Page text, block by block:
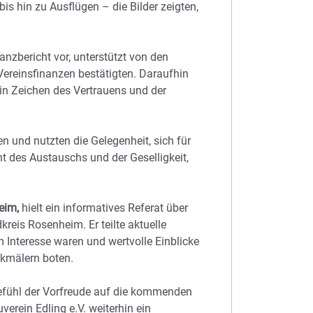
hin zu Ausflügen – die Bilder zeigten,
vor, unterstützt von den
bestätigten. Daraufhin
Zeichen des Vertrauens und der
und nutzten die Gelegenheit, sich für
des Austauschs und der Geselligkeit,
hielt ein informatives Referat über
Rosenheim. Er teilte aktuelle
waren und wertvolle Einblicke
boten.
der Vorfreude auf die kommenden
Edling e.V. weiterhin ein